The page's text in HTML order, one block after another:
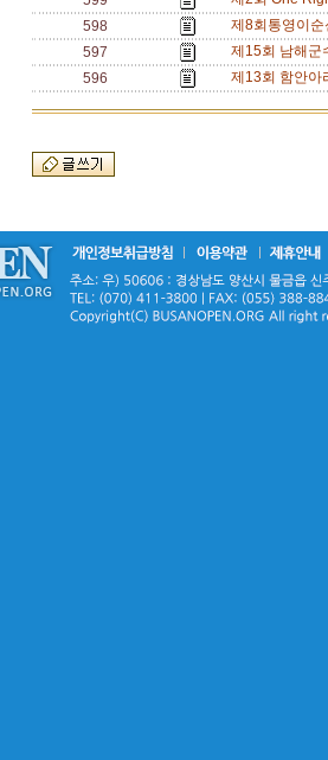
598
제8회통영이
597
제15회 남해
596
제13회 함안아